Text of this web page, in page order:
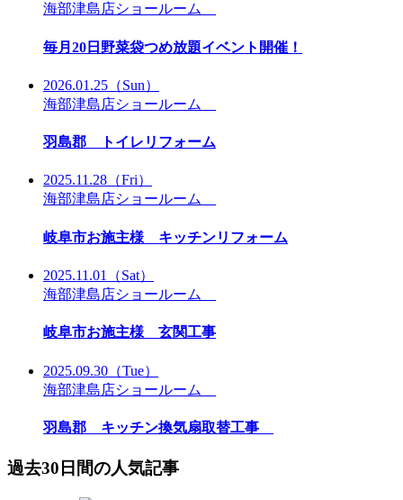
海部津島店ショールーム
毎月20日野菜袋つめ放題イベント開催！
2026.01.25 （Sun）
海部津島店ショールーム
羽島郡 トイレリフォーム
2025.11.28 （Fri）
海部津島店ショールーム
岐阜市お施主様 キッチンリフォーム
2025.11.01
（Sat）
海部津島店ショールーム
岐阜市お施主様 玄関工事
2025.09.30 （Tue）
海部津島店ショールーム
羽島郡 キッチン換気扇取替工事
過去30日間の人気記事